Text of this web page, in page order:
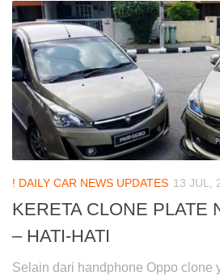
! DAILY CAR NEWS UPDATES 13 JUL,
KERETA CLONE PLATE
– HATI-HATI
Selain dari handphone Oppo clone